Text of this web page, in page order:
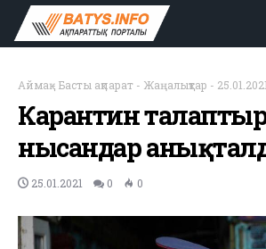
Аймақ- Басты ақпарат - Жаңалықтар - 25.01.2021
Карантин
нысандар
25.01.2021 0 0